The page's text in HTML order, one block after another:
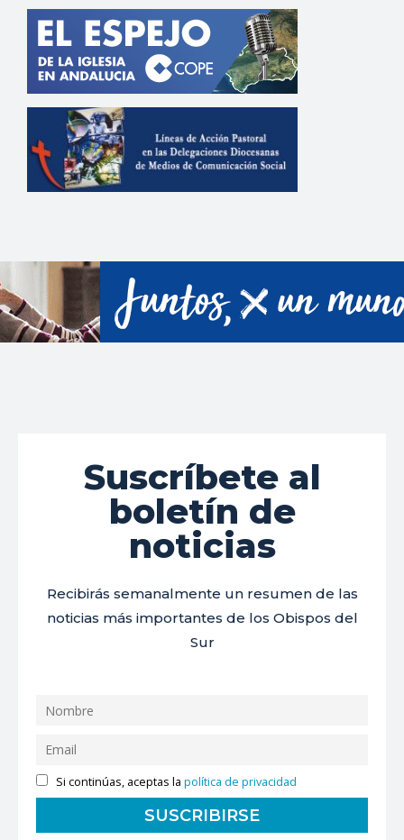
Suscríbete al
boletín de
noticias
Recibirás semanalmente un resumen de las
noticias más importantes de los Obispos del
Sur
Si continúas, aceptas lapolítica de privacidad